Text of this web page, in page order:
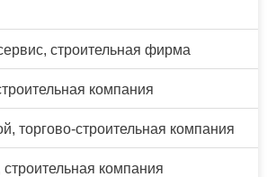
строительная фирма
компания
торгово-строительная компания
компания